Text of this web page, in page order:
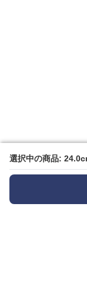
選択中の商品:
選択中の商品: